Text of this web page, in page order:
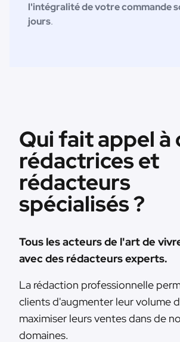
l'intégralité de votre commande
jours.
Qui fait appel à
rédactrices et
rédacteurs
spécialisés ?
Tous les acteurs de l'art de
avec des rédacteurs experts.
La rédaction professionnelle
clients d'augmenter leur volume
maximiser leurs ventes dans de
domaines.